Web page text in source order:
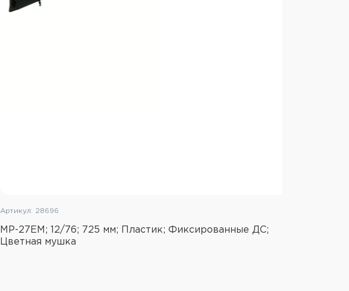
Артикул: 28696
МР-27ЕМ; 12/76; 725 мм; Пластик; Фиксированные ДС;
Цветная мушка